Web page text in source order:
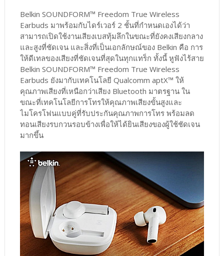
Belkin SOUNDFORM™ Freedom True Wireless
Earbuds มาพร้อมกับไดร์เวอร์ 2 ชั้นที่กำหนดเองได้ว่า
สามารถเปิดใช้งานเสียงเบสทุ้มลึกในขณะที่ยังคงเสียงกลาง
และสูงที่ชัดเจน และสิ่งที่เป็นเอกลักษณ์ของ Belkin คือ การ
ให้ดีเทลของเสียงที่ชัดเจนที่สุดในทุกแทร็ก ทั้งนี้ หูฟังไร้สาย
Belkin SOUNDFORM™ Freedom True Wireless
Earbuds ยังมากับเทคโนโลยี Qualcomm aptX™ ให้
คุณภาพเสียงที่เหนือกว่าเสียง Bluetooth มาตรฐาน ใน
ขณะที่เทคโนโลยีการโทรให้คุณภาพเสียงขั้นสูงและ
ไมโครโฟนแบบคู่ที่รับประกันคุณภาพการโทร พร้อมลด
ทอนเสียงรบกวนรอบข้างเพื่อให้ได้ยินเสียงของผู้ใช้ชัดเจน
มากขึ้น